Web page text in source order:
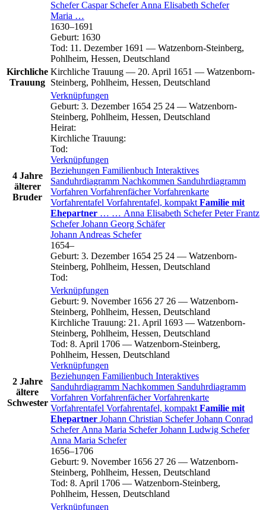
Schefer Caspar Schefer Anna Elisabeth Schefer
Maria …
1630–1691
Geburt: 1630
Tod: 11. Dezember 1691 — Watzenborn-Steinberg,
Pohlheim, Hessen, Deutschland
Kirchliche
Trauung
Kirchliche Trauung — 20. April 1651 — Watzenborn-
Steinberg, Pohlheim, Hessen, Deutschland
4 Jahre
älterer
Bruder
Verknüpfungen
Geburt: 3. Dezember 1654 25 24 — Watzenborn-
Steinberg, Pohlheim, Hessen, Deutschland
Heirat:
Kirchliche Trauung:
Tod:
Verknüpfungen
Beziehungen Familienbuch Interaktives
Sanduhrdiagramm Nachkommen Sanduhrdiagramm
Vorfahren VorfahrenfächerVorfahrenkarte
Vorfahrentafel Vorfahrentafel, kompakt Familie mit
Ehepartner … … Anna Elisabeth Schefer Peter Frantz
Schefer Johann Georg Schäfer
Johann Andreas Schefer
1654–
Geburt: 3. Dezember 1654 25 24 — Watzenborn-
Steinberg, Pohlheim, Hessen, Deutschland
Tod:
2 Jahre
ältere
Schwester
Verknüpfungen
Geburt: 9. November 1656 27 26 — Watzenborn-
Steinberg, Pohlheim, Hessen, Deutschland
Kirchliche Trauung: 21. April 1693 — Watzenborn-
Steinberg, Pohlheim, Hessen, Deutschland
Tod: 8. April 1706 — Watzenborn-Steinberg,
Pohlheim, Hessen, Deutschland
Verknüpfungen
Beziehungen Familienbuch Interaktives
Sanduhrdiagramm Nachkommen Sanduhrdiagramm
Vorfahren VorfahrenfächerVorfahrenkarte
Vorfahrentafel Vorfahrentafel, kompakt Familie mit
Ehepartner Johann Christian Schefer Johann Conrad
Schefer Anna Maria Schefer Johann Ludwig Schefer
Anna Maria Schefer
1656–1706
Geburt: 9. November 1656 27 26 — Watzenborn-
Steinberg, Pohlheim, Hessen, Deutschland
Tod: 8. April 1706 — Watzenborn-Steinberg,
Pohlheim, Hessen, Deutschland
Verknüpfungen